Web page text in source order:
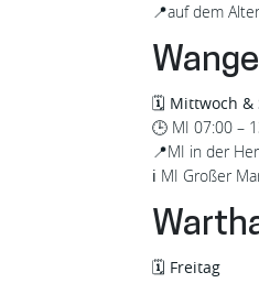
📍auf dem
🗓️ Mittwoch &
🕒 MI 07:00 –
📍MI in der
ℹ️ MI Großer
🗓️ Freitag